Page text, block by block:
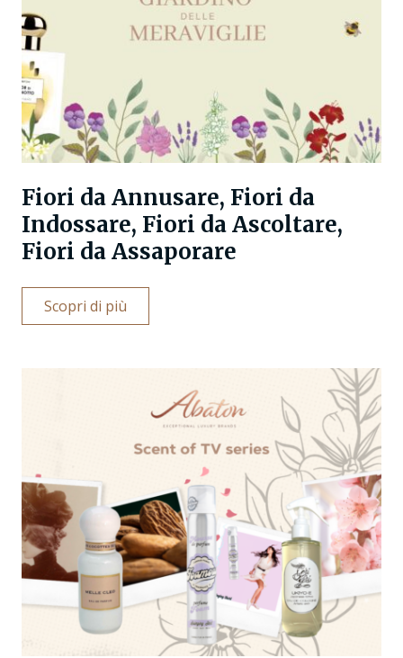
Fiori da Annusare, Fiori da
Indossare, Fiori da Ascoltare,
Fiori da Assaporare
Scopri di più